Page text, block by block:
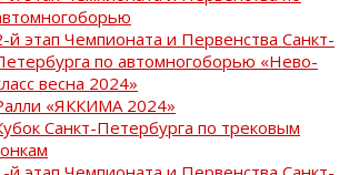
й этап Чемпионата и Первенства Санкт-
по автомногоборью «Нево-
весна 2024»
«ЯККИМА 2024»
Санкт-Петербурга по трековым